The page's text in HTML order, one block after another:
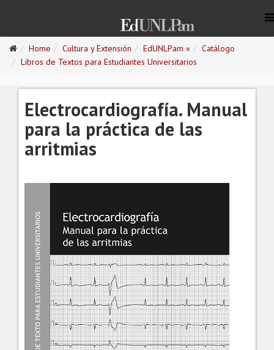
Home Cultura y Extensión EdUNLPam »
Catálogo
Libros de Textos para Estudiantes Universitarios
Electrocardiografía. Manual
para la práctica de las
arritmias